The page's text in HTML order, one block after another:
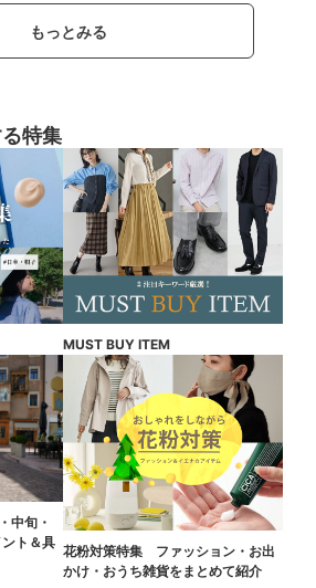
もっとみる
特集
MUST BUY ITEM
中旬・
ト＆具
花粉対策特集 ファッション・お出
かけ・おうち雑貨をまとめて紹介